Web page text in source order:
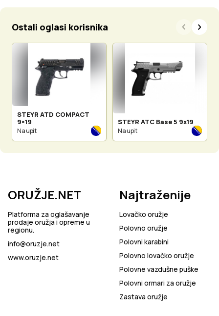
Ostali oglasi korisnika
STEYR ATD COMPACT
9×19
Na upit
STEYR ATC Base 5 9x19
Na upit
ORUŽJE.NET
Platforma za oglašavanje
prodaje oružja i opreme u
regionu.
info@oruzje.net
www.oruzje.net
Najtraženije
Lovačko oružje
Polovno oružje
Polovni karabini
Polovno lovačko oružje
Polovne vazdušne puške
Polovni ormari za oružje
Zastava oružje